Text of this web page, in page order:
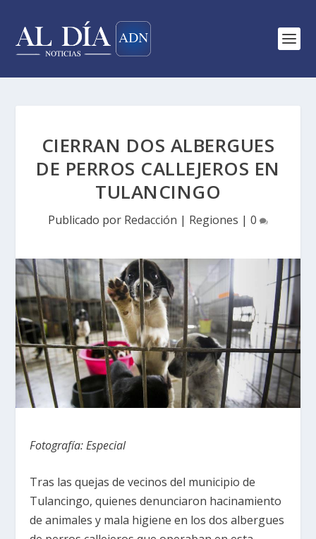
CIERRAN DOS ALBERGUES
DE PERROS CALLEJEROS EN
TULANCINGO
Publicado por Redacción | Regiones | 0
Fotografía: Especial
Tras las quejas de vecinos del municipio de
Tulancingo, quienes denunciaron hacinamiento
de animales y mala higiene en los dos albergues